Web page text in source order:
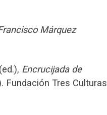
Márquez
Encrucijada de
Fundación Tres Culturas